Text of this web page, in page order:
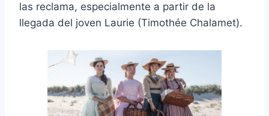
las reclama, especialmente a partir de la
llegada del joven Laurie (Timothée Chalamet).